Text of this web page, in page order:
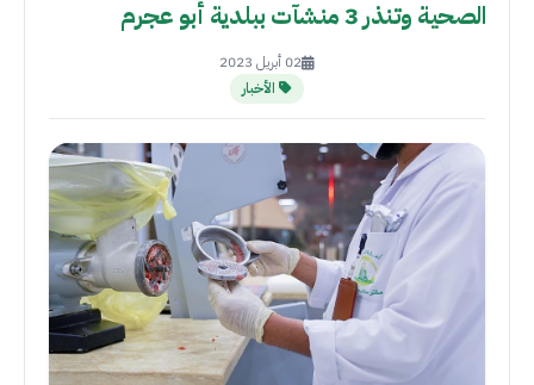
الصحية وتنذر 3 منشآت ببلدية أبو عجرم
02 أبريل 2023
الأخبار